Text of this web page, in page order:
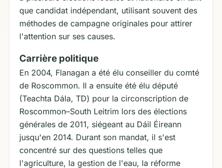
que candidat indépendant, utilisant souvent des
méthodes de campagne originales pour attirer
l'attention sur ses causes.
Carrière politique
En 2004, Flanagan a été élu conseiller du comté
de Roscommon. Il a ensuite été élu député
(Teachta Dála, TD) pour la circonscription de
Roscommon–South Leitrim lors des élections
générales de 2011, siégeant au Dáil Éireann
jusqu'en 2014. Durant son mandat, il s'est
concentré sur des questions telles que
l'agriculture, la gestion de l'eau, la réforme